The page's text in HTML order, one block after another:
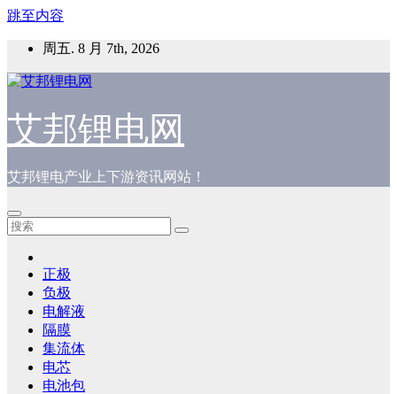
跳至内容
周五. 8 月 7th, 2026
艾邦锂电网
艾邦锂电产业上下游资讯网站！
正极
负极
电解液
隔膜
集流体
电芯
电池包